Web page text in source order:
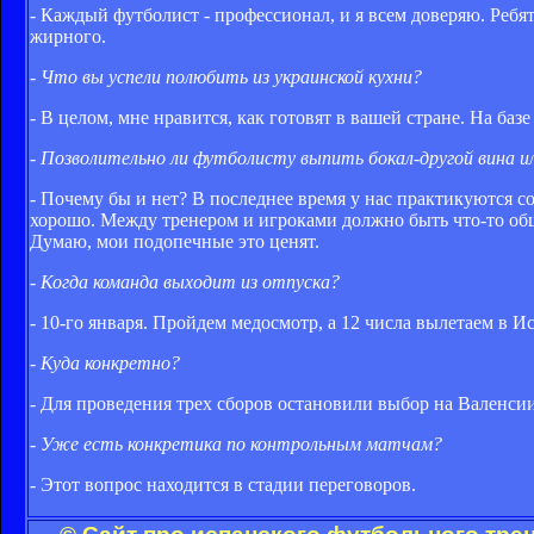
- Каждый футболист - профессионал, и я всем доверяю.
жирного.
- Что вы успели полюбить из украинской кухни?
- В целом, мне нравится, как готовят в вашей стране. На
- Позволительно ли футболисту выпить бокал-другой вина
- Почему бы и нет? В последнее время у нас практикуются
хорошо. Между тренером и игроками должно быть что-то
Думаю, мои подопечные это ценят.
- Когда команда выходит из отпуска?
- 10-го января. Пройдем медосмотр, а 12 числа вылетаем в
- Куда конкретно?
- Для проведения трех сборов остановили выбор на
- Уже есть конкретика по контрольным матчам?
- Этот вопрос находится в стадии переговоров.